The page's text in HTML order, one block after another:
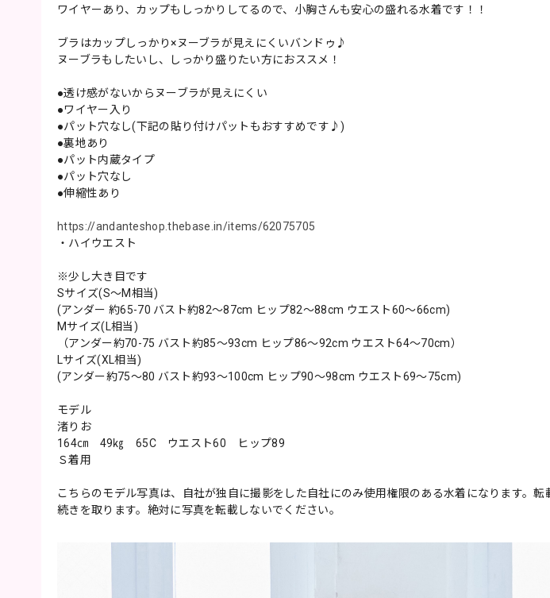
ワイヤーあり、カップもしっかりしてるので、小胸さんも安心の盛れる水着です！！
ブラはカップしっかり×ヌーブラが見えにくいバンドゥ♪
ヌーブラもしたいし、しっかり盛りたい方におススメ！
●透け感がないからヌーブラが見えにくい
●ワイヤー入り
●パット穴なし(下記の貼り付けパットもおすすめです♪)
●裏地あり
●パット内蔵タイプ
●パット穴なし
●伸縮性あり
https://andanteshop.thebase.in/items/62075705
・ハイウエスト
※少し大き目です
Sサイズ(S〜M相当)
(アンダー 約65-70 バスト約82〜87cm ヒップ82〜88cm ウエスト60〜66cm)
Mサイズ(L相当)
（アンダー約70-75 バスト約85〜93cm ヒップ86〜92cm ウエスト64〜70cm）
Lサイズ(XL相当)
(アンダー約75～80 バスト約93〜100cm ヒップ90〜98cm ウエスト69〜75cm)
モデル
渚りお
164㎝ 49㎏ 65C ウエスト60 ヒップ89
Ｓ着用
こちらのモデル写真は、自社が独自に撮影をした自社にのみ使用権限のある水着になります。
続きを取ります。絶対に写真を転載しないでください。